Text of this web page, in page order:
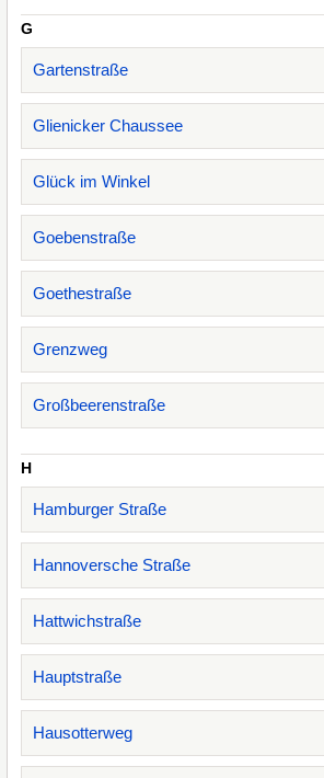
G
Gartenstraße
Glienicker Chaussee
Glück im Winkel
Goebenstraße
Goethestraße
Grenzweg
Großbeerenstraße
H
Hamburger Straße
Hannoversche Straße
Hattwichstraße
Hauptstraße
Hausotterweg